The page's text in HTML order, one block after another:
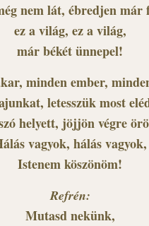
nem lát, ébredjen már
ez a világ, ez a világ,
már békét ünnepel!
minden ember,
letesszük most
helyett, jöjjön végre
vagyok, hálás vagyok,
Istenem köszönöm!
Refrén:
Mutasd nekünk,